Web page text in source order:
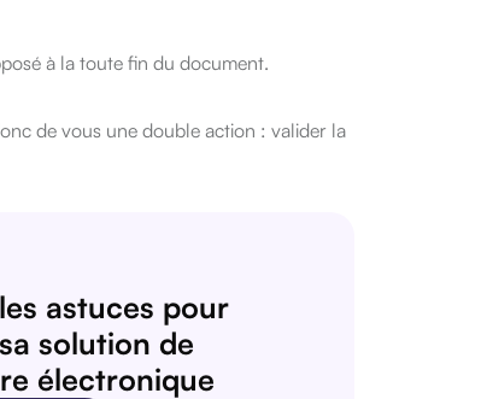
à la toute fin du document.
de vous une double action : valider la
astuces pour
solution de
électronique